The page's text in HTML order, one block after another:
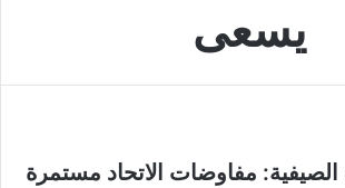
يسعى
الصيفية: مفاوضات الاتحاد مستمرة